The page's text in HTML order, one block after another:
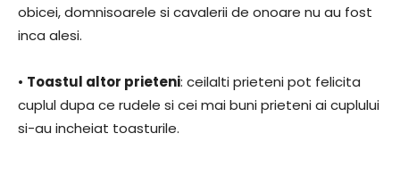
obicei, domnisoarele si cavalerii de onoare nu au fost
inca alesi.
• Toastul altor prieteni: ceilalti prieteni pot felicita
cuplul dupa ce rudele si cei mai buni prieteni ai cuplului
si-au incheiat toasturile.